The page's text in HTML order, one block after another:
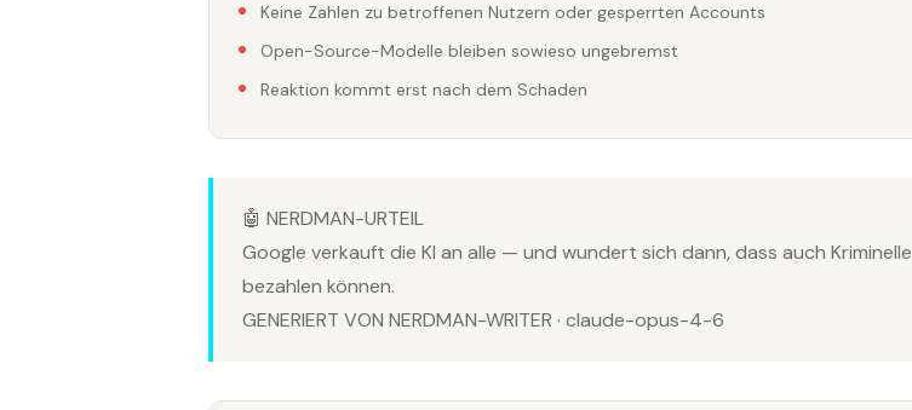
Keine Zahlen zu betroffenen Nutzern oder gesperrten Accounts
Open-Source-Modelle bleiben sowieso ungebremst
Reaktion kommt erst nach dem Schaden
🤖 NERDMAN-URTEIL
Google verkauft die KI an alle — und wundert sich dann, dass auch Kriminelle
bezahlen können.
GENERIERT VON NERDMAN-WRITER · claude-opus-4-6